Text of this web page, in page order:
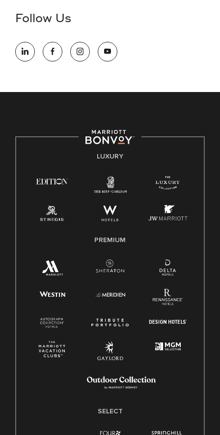
information (this is for US jobs only).
opportunity employer, welcoming all and providing access to
opportunity. We actively foster an environment where the
E-Verify English/Spanish
Family And Medical Leave Act (FMLA)
Follow Us
LUXURY
PREMIUM
SELECT